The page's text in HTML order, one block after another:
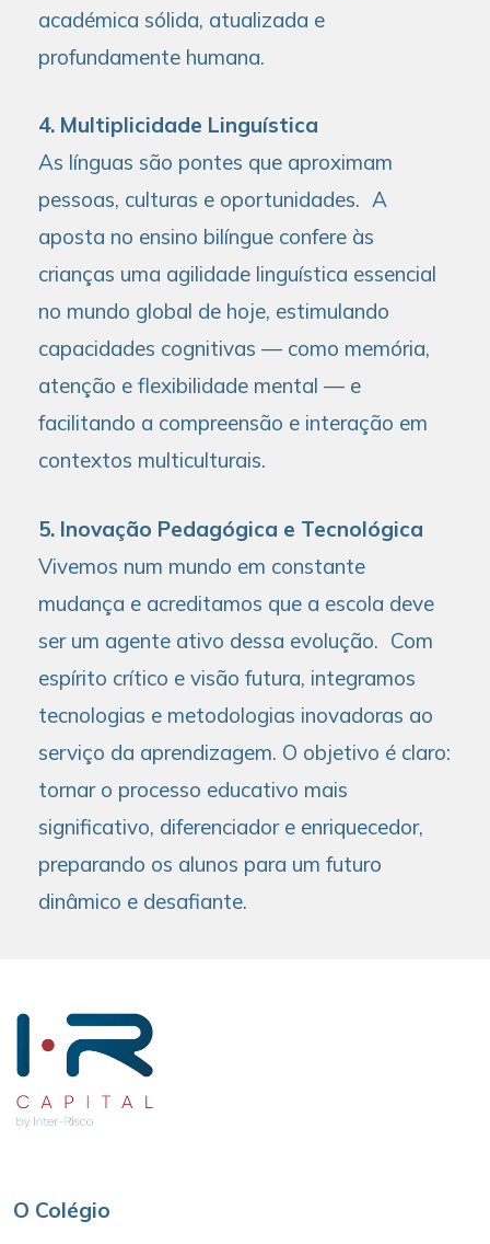
académica sólida, atualizada e
profundamente humana.
4. Multiplicidade Linguística
As línguas são pontes que aproximam
pessoas, culturas e oportunidades. A
aposta no ensino bilíngue confere às
crianças uma agilidade linguística essencial
no mundo global de hoje, estimulando
capacidades cognitivas — como memória,
atenção e flexibilidade mental — e
facilitando a compreensão e interação em
contextos multiculturais.
5. Inovação Pedagógica e Tecnológica
Vivemos num mundo em constante
mudança e acreditamos que a escola deve
ser um agente ativo dessa evolução. Com
espírito crítico e visão futura, integramos
tecnologias e metodologias inovadoras ao
serviço da aprendizagem. O objetivo é claro:
tornar o processo educativo mais
significativo, diferenciador e enriquecedor,
preparando os alunos para um futuro
dinâmico e desafiante.
O Colégio